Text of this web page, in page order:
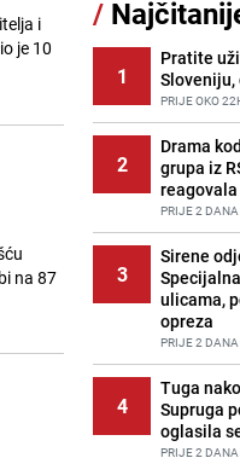
i
je 10
na 87
/
1
Pratite
PRIJE OKO
2
Drama
grupa iz
PRIJE 2 DANA
3
Sirene
ulicama,
opreza
PRIJE 2 DANA
4
Tuga
Supruga
oglasila
PRIJE 2 DANA